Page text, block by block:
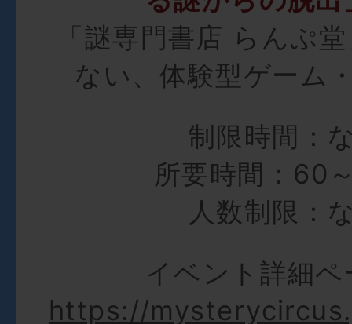
「謎専門書店 らんぷ
ない、体験型ゲーム
制限時間：
所要時間：60
人数制限：
イベント詳細ペ
https://